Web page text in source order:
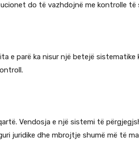
do të vazhdojnë me kontrolle të
e parë ka nisur një betejë
Vendosja e një sistemi të
juridike dhe mbrojtje shumë më të